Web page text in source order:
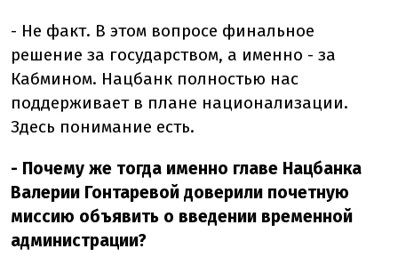
- Не факт. В этом вопросе финальное
решение за государством, а именно - за
Кабмином. Нацбанк полностью нас
поддерживает в плане национализации.
Здесь понимание есть.
- Почему же тогда именно главе Нацбанка
Валерии Гонтаревой доверили почетную
миссию объявить о введении временной
администрации?